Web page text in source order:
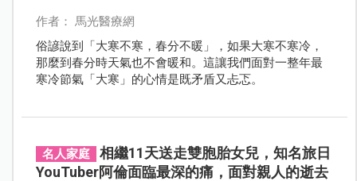
作者： 馬光醫療網
俗諺說到「大寒不寒，春分不暖」，如果大寒不寒冷，
那麼到春分時天氣也不會暖和。這讓我們面對一整年最
寒冷節氣「大寒」的心情是既矛盾又忐忑。
名人家庭
相繼11天送走雙胞胎女兒，知名旅日
YouTuber阿倫面臨最深的痛，面對親人的逝去